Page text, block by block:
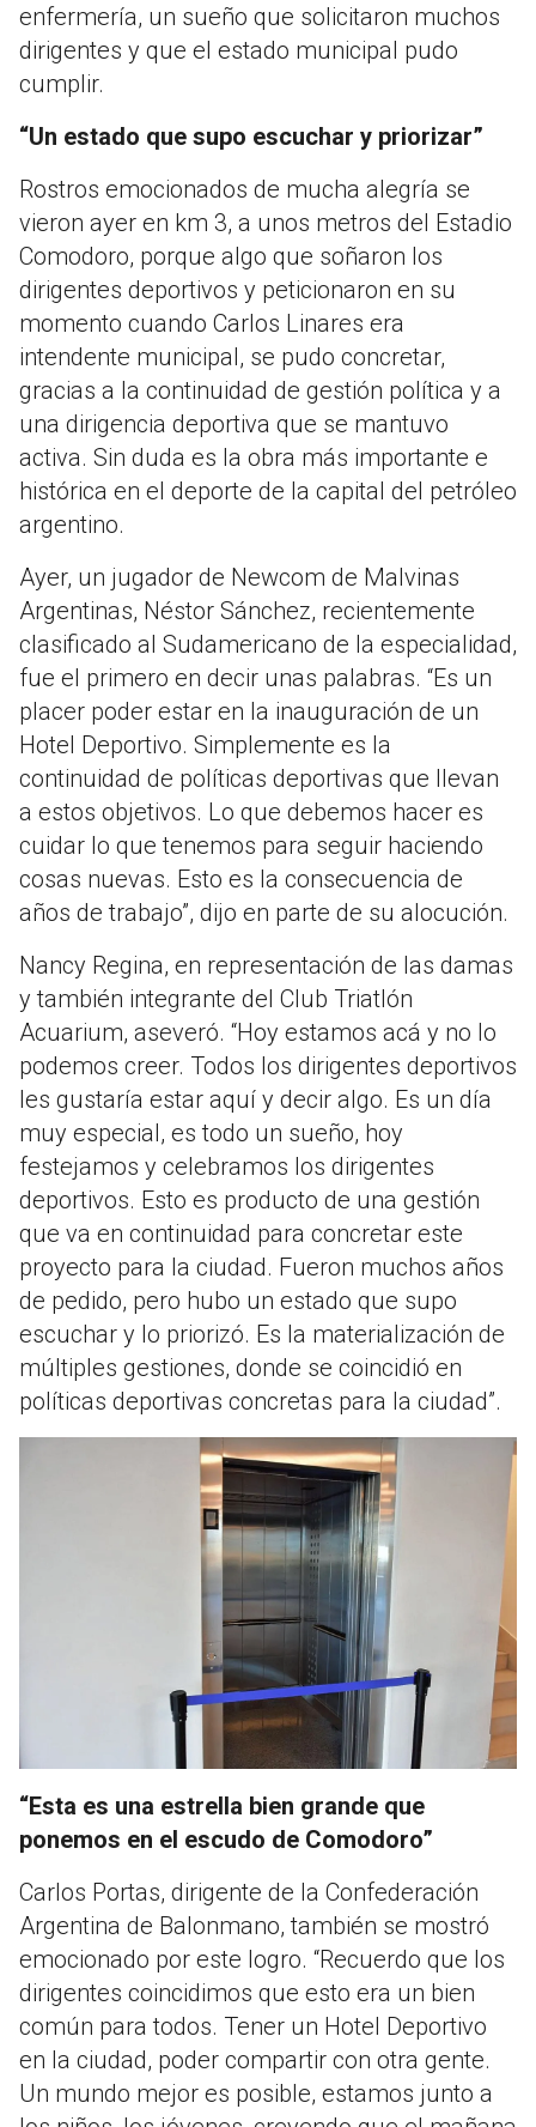
enfermería, un sueño que solicitaron muchos
dirigentes y que el estado municipal pudo
cumplir.
“Un estado que supo escuchar y priorizar”
Rostros emocionados de mucha alegría se
vieron ayer en km 3, a unos metros del Estadio
Comodoro, porque algo que soñaron los
dirigentes deportivos y peticionaron en su
momento cuando Carlos Linares era
intendente municipal, se pudo concretar,
gracias a la continuidad de gestión política y a
una dirigencia deportiva que se mantuvo
activa. Sin duda es la obra más importante e
histórica en el deporte de la capital del petróleo
argentino.
Ayer, un jugador de Newcom de Malvinas
Argentinas, Néstor Sánchez, recientemente
clasificado al Sudamericano de la especialidad,
fue el primero en decir unas palabras. “Es un
placer poder estar en la inauguración de un
Hotel Deportivo. Simplemente es la
continuidad de políticas deportivas que llevan
a estos objetivos. Lo que debemos hacer es
cuidar lo que tenemos para seguir haciendo
cosas nuevas. Esto es la consecuencia de
años de trabajo”, dijo en parte de su alocución.
Nancy Regina, en representación de las damas
y también integrante del Club Triatlón
Acuarium, aseveró. “Hoy estamos acá y no lo
podemos creer. Todos los dirigentes deportivos
les gustaría estar aquí y decir algo. Es un día
muy especial, es todo un sueño, hoy
festejamos y celebramos los dirigentes
deportivos. Esto es producto de una gestión
que va en continuidad para concretar este
proyecto para la ciudad. Fueron muchos años
de pedido, pero hubo un estado que supo
escuchar y lo priorizó. Es la materialización de
múltiples gestiones, donde se coincidió en
políticas deportivas concretas para la ciudad”.
“Esta es una estrella bien grande que
ponemos en el escudo de Comodoro”
Carlos Portas, dirigente de la Confederación
Argentina de Balonmano, también se mostró
emocionado por este logro. “Recuerdo que los
dirigentes coincidimos que esto era un bien
común para todos. Tener un Hotel Deportivo
en la ciudad, poder compartir con otra gente.
Un mundo mejor es posible, estamos junto a